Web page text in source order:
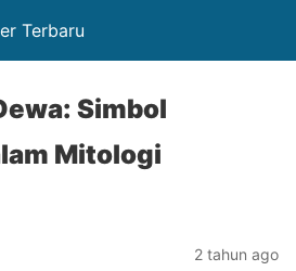
Terbaru
Simbol
Mitologi
2 tahun ago